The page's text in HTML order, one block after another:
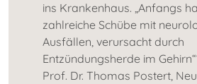
ins Krankenhaus. „Anfangs
zahlreiche Schübe mit
Ausfällen, verursacht durch
Entzündungsherde im
Prof. Dr. Thomas Postert,